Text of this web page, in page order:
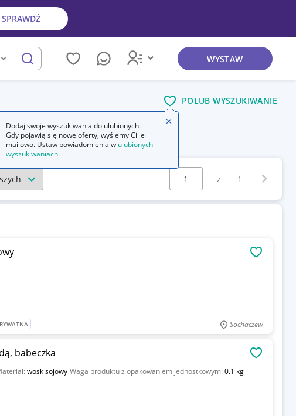
SPRAWDŹ
szukaj WYSTAW
POLUB WYSZUKIWANIE
Wybierz stronę:
z 1
Sochaczew
babeczka
wosk sojowy Waga produktu z opakowaniem jednostkowym:0.1 kg
Dodaj swoje wyszukiwania do ulubionych.
Gdy pojawią się nowe oferty, wyślemy Ci je
mailowo. Ustaw powiadomienia w ulubionych
wyszukiwaniach.
Zamknij wskazówkę